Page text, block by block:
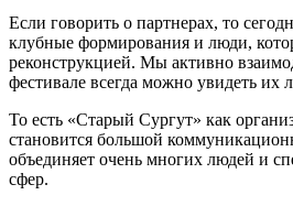
Если говорить о партнерах, то
клубные формирования и люди,
реконструкцией. Мы активно
фестивале всегда можно увидеть их
То есть «Старый Сургут» как
становится большой
объединяет очень многих людей и
сфер.